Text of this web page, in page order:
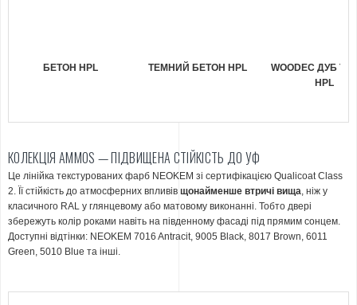
БЕТОН HPL ТЕМНИЙ БЕТОН HPL
WOODEC ДУБ
HPL
КОЛЕКЦІЯ AMMOS — ПІДВИЩЕНА СТІЙКІСТЬ ДО УФ
Це лінійка текстурованих фарб NEOKEM зі сертифікацією Qualicoat Class
2. Її стійкість до атмосферних впливів щонайменше втричі вища, ніж у
класичного RAL у глянцевому або матовому виконанні. Тобто двері
збережуть колір роками навіть на південному фасаді під прямим сонцем.
Доступні відтінки: NEOKEM 7016 Antracit, 9005 Black, 8017 Brown, 6011
Green, 5010 Blue та інші.